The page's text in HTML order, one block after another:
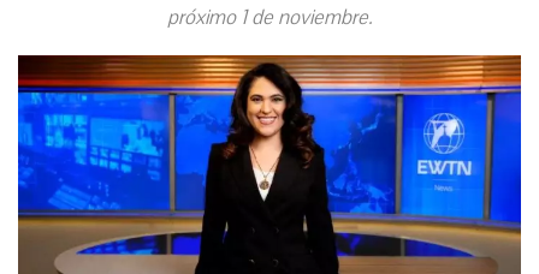
próximo 1 de noviembre.